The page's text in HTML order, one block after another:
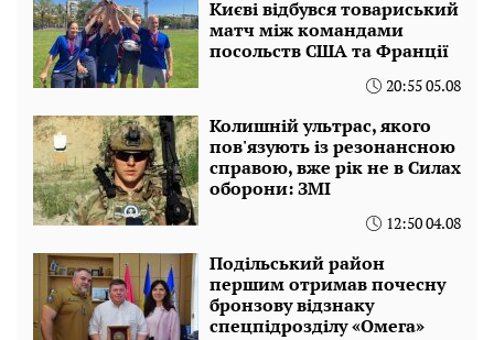
Києві відбувся товариський
матч між командами
посольств США та Франції
20:55 05.08
Колишній ультрас, якого
пов'язують із резонансною
справою, вже рік не в Силах
оборони: ЗМІ
12:50 04.08
Подільський район
першим отримав почесну
бронзову відзнаку
спецпідрозділу «Омега»